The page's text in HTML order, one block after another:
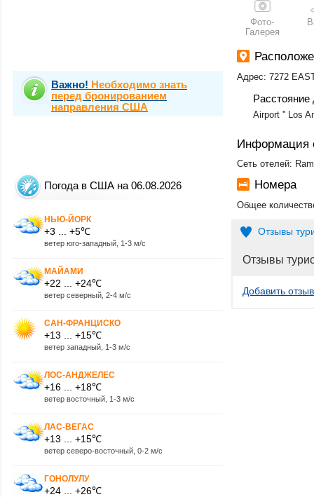
Важно! Необходимо знать
перед бронированием
направления США
Погода в США на 06.08.2026
НЬЮ-ЙОРК
+3 ... +5℃
ветер юго-западный, 1-3 м/с
МАЙАМИ
+22 ... +24℃
ветер северный, 2-4 м/с
САН-ФРАНЦИСКО
+13 ... +15℃
ветер западный, 1-3 м/с
ЛОС-АНДЖЕЛЕС
+16 ... +18℃
ветер восточный, 1-3 м/с
ЛАС-ВЕГАС
+13 ... +15℃
ветер северо-восточный, 0-2 м/с
ГОНОЛУЛУ
+24 ... +26℃
Фото-
Галерея
Адрес: 7272
Расстояние
Airport '' Los
Информация
Сеть отелей:
Номера
Общее
Отзывы
Отзывы
Добавить отзыв